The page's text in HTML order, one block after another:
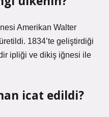
Amerikan Walter
1834’te geliştirdiği
ipliği ve dikiş iğnesi ile
icat edildi?